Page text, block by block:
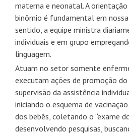
materna e neonatal. A
binômio é fundamental em
sentido, a equipe ministra
individuais e em grupo
linguagem.
Atuam no setor somente
executam ações de promoção
supervisão da assistência
iniciando o esquema de
dos bebês, coletando o “exame
desenvolvendo pesquisas,